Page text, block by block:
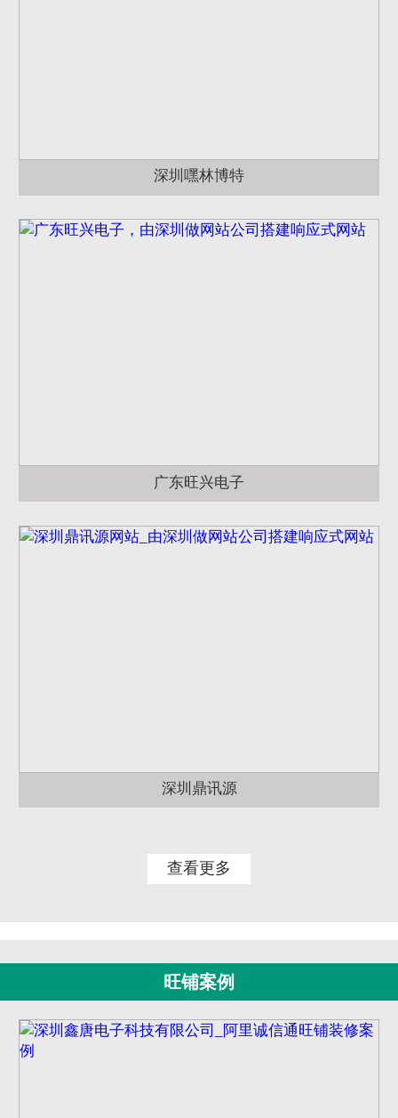
深圳嘿林博特
广东旺兴电子
深圳鼎讯源
查看更多
旺铺案例